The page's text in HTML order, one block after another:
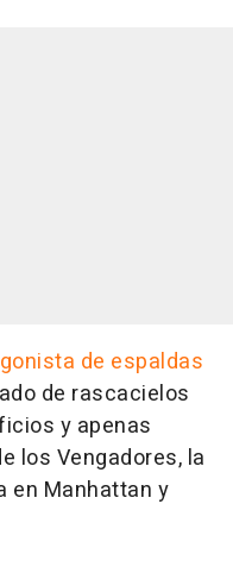
de espaldas
de rascacielos
y apenas
los Vengadores, la
Manhattan y